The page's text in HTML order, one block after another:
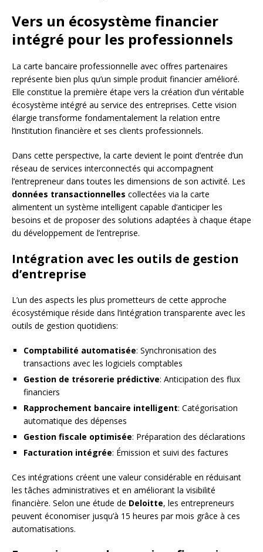
Vers un écosystème financier
intégré pour les professionnels
La carte bancaire professionnelle avec offres partenaires
représente bien plus qu’un simple produit financier amélioré.
Elle constitue la première étape vers la création d’un véritable
écosystème intégré au service des entreprises. Cette vision
élargie transforme fondamentalement la relation entre
l’institution financière et ses clients professionnels.
Dans cette perspective, la carte devient le point d’entrée d’un
réseau de services interconnectés qui accompagnent
l’entrepreneur dans toutes les dimensions de son activité. Les
données transactionnelles collectées via la carte
alimentent un système intelligent capable d’anticiper les
besoins et de proposer des solutions adaptées à chaque étape
du développement de l’entreprise.
Intégration avec les outils de gestion
d’entreprise
L’un des aspects les plus prometteurs de cette approche
écosystémique réside dans l’intégration transparente avec les
outils de gestion quotidiens:
Comptabilité automatisée: Synchronisation des
transactions avec les logiciels comptables
Gestion de trésorerie prédictive: Anticipation des flux
financiers
Rapprochement bancaire intelligent: Catégorisation
automatique des dépenses
Gestion fiscale optimisée: Préparation des déclarations
Facturation intégrée: Émission et suivi des factures
Ces intégrations créent une valeur considérable en réduisant
les tâches administratives et en améliorant la visibilité
financière. Selon une étude de Deloitte, les entrepreneurs
peuvent économiser jusqu’à 15 heures par mois grâce à ces
automatisations.